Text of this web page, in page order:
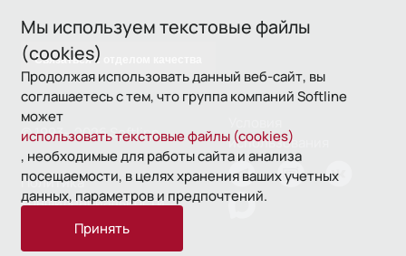
Мы используем текстовые файлы
(cookies)
Продолжая использовать данный веб-сайт, вы
соглашаетесь с тем, что группа компаний Softline
может
использовать текстовые файлы (cookies)
, необходимые для работы сайта и анализа
посещаемости, в целях хранения ваших учетных
данных, параметров и предпочтений.
Принять
Связаться с отделом качества
© 1993—2026 Softline
использования
Политика
конфиденциальности